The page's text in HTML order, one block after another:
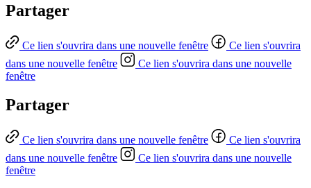
Partager
Ce lien s'ouvrira dans une nouvelle fenêtre
Ce lien s'ouvrira
dans une nouvelle fenêtre
Ce lien s'ouvrira dans une nouvelle
fenêtre
Partager
Ce lien s'ouvrira dans une nouvelle fenêtre
Ce lien s'ouvrira
dans une nouvelle fenêtre
Ce lien s'ouvrira dans une nouvelle
fenêtre